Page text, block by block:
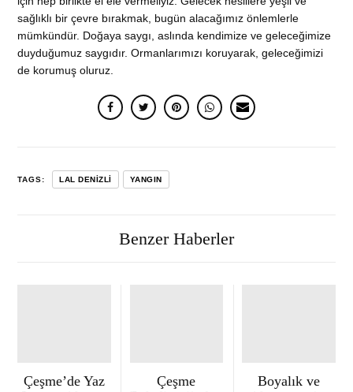
sağlıklı bir çevre bırakmak, bugün alacağımız önlemlerle
mümkündür. Doğaya saygı, aslında kendimize ve geleceğimize
duyduğumuz saygıdır. Ormanlarımızı koruyarak, geleceğimizi
de korumuş oluruz.
TAGS: LAL DENIZLI YANGIN
Benzer Haberler
Çeşme’de Yaz
Çeşme
Boyalık ve